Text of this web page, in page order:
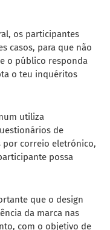
os participantes
casos, para que não
o público responda
o teu inquéritos
utiliza
de
por correio eletrónico,
possa
que o design
da marca nas
com o objetivo de